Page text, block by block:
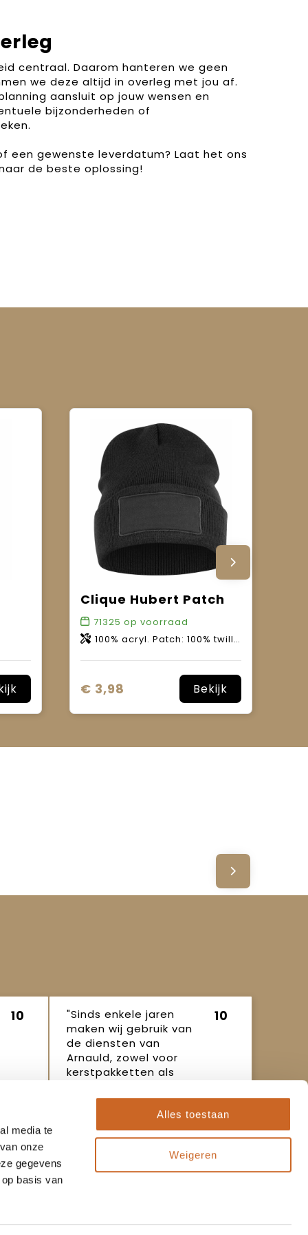
media te
onze
gegevens
basis van
Alles toestaan
Weigeren
centraal. Daarom hanteren we geen
we deze altijd in overleg met jou af.
aansluit op jouw wensen en
bijzonderheden of
een gewenste leverdatum? Laat het ons
de beste oplossing!
Clique Hubert Patch
71325 op voorraad
100% acryl. Patch: 100% twill katoen.
€ 3,98 Bekijk
10
"Sinds enkele jaren
maken wij gebruik van
de diensten van
Arnauld, zowel voor
kerstpakketten als
10
16 oktober
Populaire thema's